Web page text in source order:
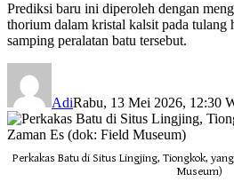
Prediksi baru ini diperoleh dengan
thorium dalam kristal kalsit pada tulang
samping peralatan batu tersebut.
AdiRabu, 13 Mei 2026, 12:30
Perkakas Batu di Situs Lingjing, Tiongkok,
Museum)